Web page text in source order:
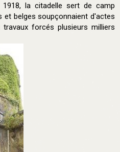
la citadelle sert de camp
et belges soupçonnaient d'actes
forcés plusieurs milliers